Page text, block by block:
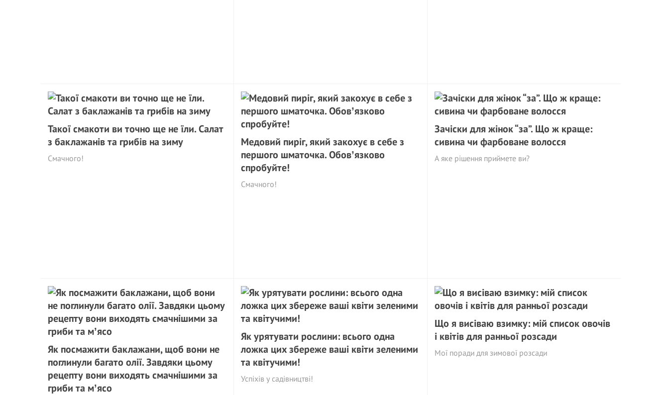
Такої смакоти ви точно ще не їли. Салат
з баклажанів та грибів на зиму
Смачного!
Медовий пиріг, який закохує в себе з
першого шматочка. Обовʼязково
спробуйте!
Смачного!
Зачіски для жінок “за”. Що ж краще:
сивина чи фарбоване волосся
А яке рішення приймете ви?
Як посмажити баклажани, щоб вони не
поглинули багато олії. Завдяки цьому
рецепту вони виходять смачнішими за
гриби та мʼясо
Як урятувати рослини: всього одна
ложка цих збереже ваші квіти зеленими
та квітучими!
Успіхів у садівництві!
Що я висіваю взимку: мій список овочів
і квітів для ранньої розсади
Мої поради для зимової розсади